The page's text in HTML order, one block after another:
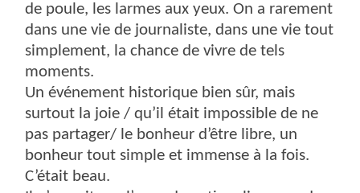
de poule, les larmes aux yeux. On a rarement
dans une vie de journaliste, dans une vie tout
simplement, la chance de vivre de tels
moments.
Un événement historique bien sûr, mais
surtout la joie / qu’il était impossible de ne
pas partager/ le bonheur d’être libre, un
bonheur tout simple et immense à la fois.
C’était beau.